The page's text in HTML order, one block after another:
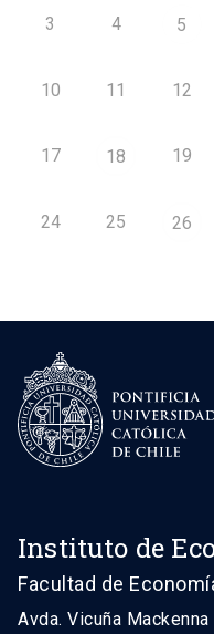
3 4 5
10 11 12
17 18 19
24 25 26
Instituto de
Facultad de
Avda. Vicuña